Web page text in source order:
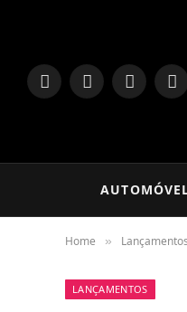
LinkedInFacebookInstagram
Home » Lançamentos
LANÇAMENTOS